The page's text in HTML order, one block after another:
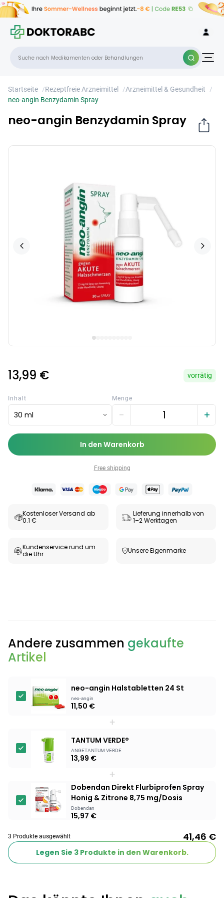
Startseite /Rezeptfreie Arzneimittel /Arzneimittel & Gesundheit
/
neo-angin Benzydamin Spray
neo-angin Benzydamin Spray
13,99 € vorrätig
Inhalt
30 ml
Menge
− +
In den Warenkorb
Free shipping
Kostenloser Versand ab
0.1 €
Lieferung innerhalb von
1–2 Werktagen
Kundenservice rund um
die Uhr
Unsere Eigenmarke
×
Andere zusammen gekaufte
Artikel
neo-angin Halstabletten 24 St
neo-angin
11,50 €
+
TANTUM VERDE®
ANGETANTUM VERDE
13,99 €
+
Dobendan Direkt Flurbiprofen Spray
Honig & Zitrone 8,75 mg/Dosis
Dobendan
15,97 €
3 Produkte ausgewählt 41,46 €
Legen Sie 3Produkte in den Warenkorb.